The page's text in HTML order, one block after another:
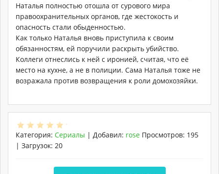
Наталья полностью отошла от сурового мира
правоохранительных органов, где жестокость и
опасность стали обыденностью.
Как только Наталья вновь приступила к своим
обязанностям, ей поручили раскрыть убийство.
Коллеги отнеслись к ней с иронией, считая, что её
место на кухне, а не в полиции. Сама Наталья тоже не
возражала против возвращения к роли домохозяйки.
Категория: Сериалы | Добавил: rose Просмотров: 195
| Загрузок: 20